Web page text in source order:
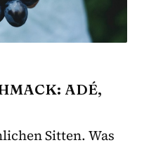
ADÉ,
Sitten. Was